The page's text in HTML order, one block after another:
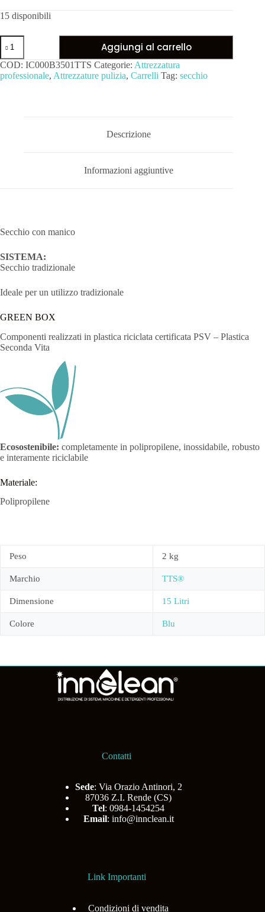
15 disponibili
Aggiungi al carrello
COD: IC000B3501TTS Categorie: Attrezzatura
professionale, Attrezzature pulizia, Carrelli Tag: secchio
Descrizione
Informazioni aggiuntive
Secchio con manico
SISTEMA:
Secchio tradizionale
Ideale per un utilizzo tradizionale
GREEN BOX
Componenti realizzati in plastica riciclata certificata PSV – Plastica
Seconda Vita
Ecosostenibile: completamente in polipropilene, inossidabile, robusto
e interamente riciclabile
Materiale:
Polipropilene
Peso 2 kg
Marchio TTS®
Dimensione 15 Litri
Colore Blu
Contatti
Sede: Via Orazio Antinori, 2
87036 Z.I. Rende (CS)
Tel: 0984-1454254
Email: info@innclean.it
Link Importanti
Condizioni di vendita